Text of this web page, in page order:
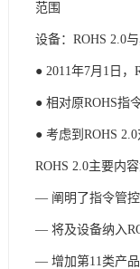
范围
设备：ROHS 2.0
● 2011年7月1日，
● 相对原ROHS指
● 考虑到ROHS
ROHS 2.0主要内容
— 阐明了指令管控
— 将及设备纳入
— 增加第11类产品